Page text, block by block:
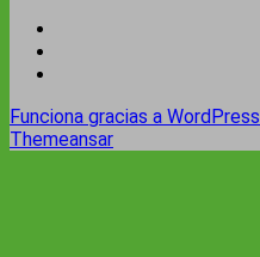
Funciona gracias a WordPress
Themeansar